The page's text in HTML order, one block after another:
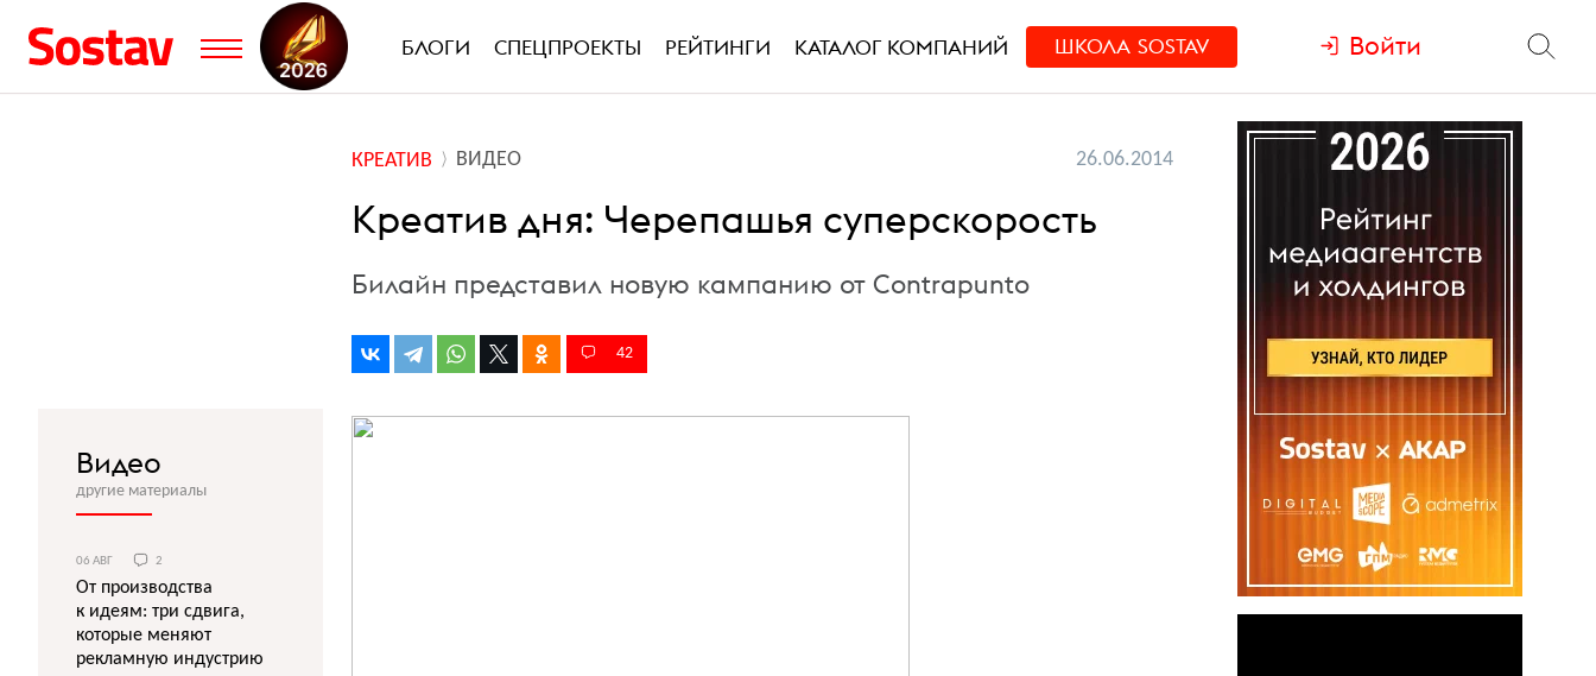
БЛОГИ СПЕЦПРОЕКТЫ РЕЙТИНГИ КАТАЛОГ КОМПАНИЙ ШКОЛА SOSTAV Войти
КРЕАТИВ ВИДЕО 26.06.2014
Креатив дня: Черепашья суперскорость
Билайн представил новую кампанию от Contrapunto
42
Видео
другие материалы
06 АВГ 2
От производства
к идеям: три сдвига,
которые меняют
рекламную индустрию